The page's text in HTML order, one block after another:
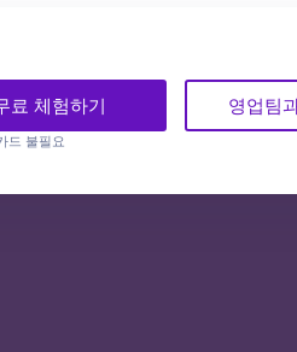
료 체험하기 영업팀
드 불필요